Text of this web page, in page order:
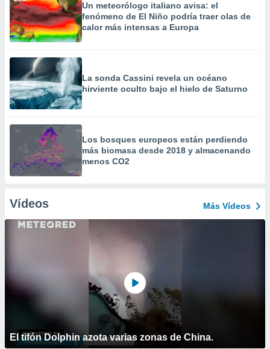
Un meteorólogo italiano avisa: el
fenómeno de El Niño podría traer olas de
calor más intensas a Europa
La sonda Cassini revela un océano
hirviente oculto bajo el hielo de Saturno
Los bosques europeos están perdiendo
más biomasa desde 2018 y almacenando
menos CO2
Vídeos Más Vídeos
El tifón Dolphin azota varias zonas de China.